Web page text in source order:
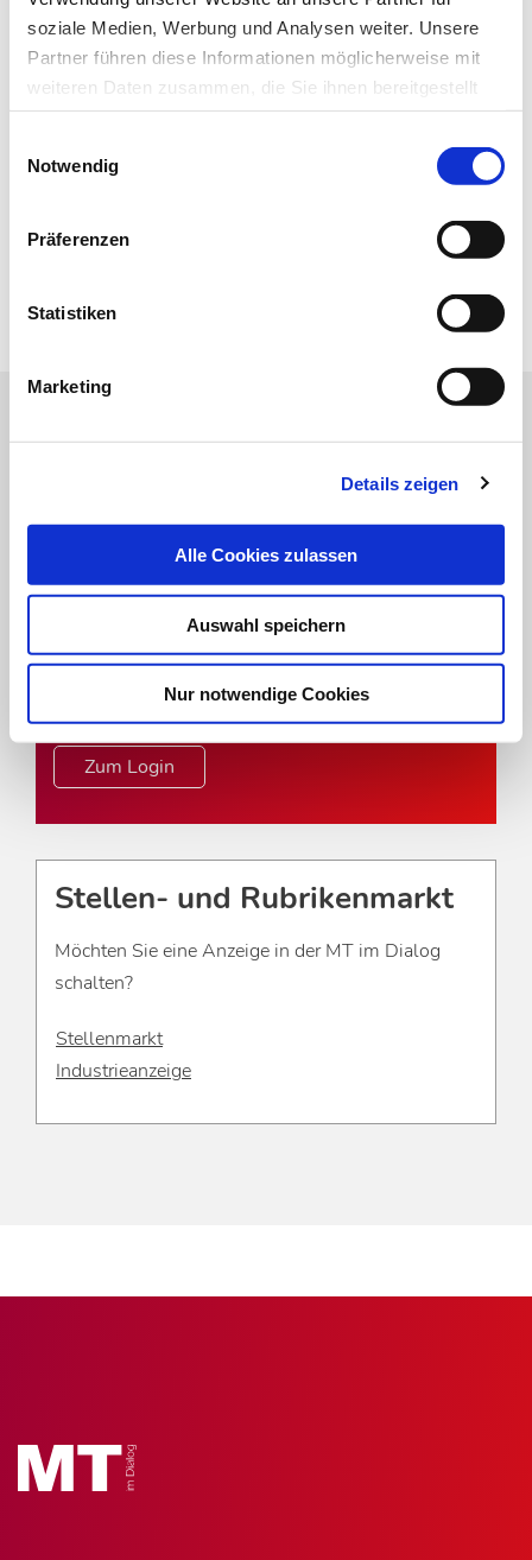
soziale Medien, Werbung und Analysen weiter. Unsere
Partner führen diese Informationen möglicherweise mit
weiteren Daten zusammen, die Sie ihnen bereitgestellt
haben oder die sie im Rahmen Ihrer Nutzung der Dienste
Notwendig
Präferenzen
Statistiken
Marketing
Details zeigen
Alle Cookies zulassen
Auswahl speichern
Nur notwendige Cookies
Ich habe die Hinweise zumDatenschutzgelesen.*
Online-Angebot der MT im
Um das Online-Angebot der MT im Dialog
Abonnentennummer registrieren.
zur Registrierung
Zum Login
Stellen- und Rubrikenmarkt
Möchten Sie eine Anzeige in der MT im Dialog
schalten?
Stellenmarkt
Industrieanzeige